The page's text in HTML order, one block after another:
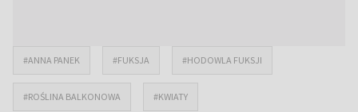
#ANNA PANEK #FUKSJA #HODOWLA FUKSJI
#ROŚLINA BALKONOWA #KWIATY